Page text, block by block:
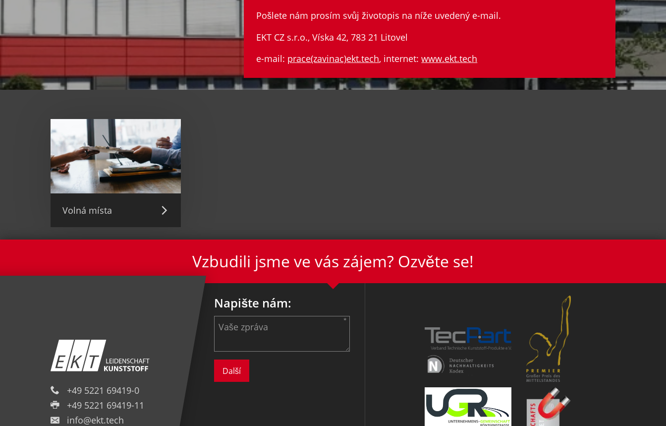
Pošlete nám prosím svůj životopis na níže uvedený e-mail.
EKT CZ s.r.o., Víska 42, 783 21 Litovel
e-mail: prace(zavinac)ekt.tech, internet:www.ekt.tech
Volná místa
Vzbudili jsme ve vás zájem? Ozvěte se!
+49 5221 69419-0
+49 5221 69419-11
info@ekt.tech
Napište nám: